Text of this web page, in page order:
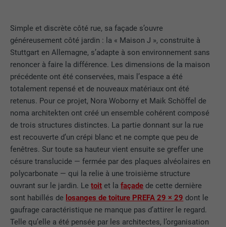
Simple et discrète côté rue, sa façade s’ouvre
généreusement côté jardin : la « Maison J », construite à
Stuttgart en Allemagne, s’adapte à son environnement sans
renoncer à faire la différence. Les dimensions de la maison
précédente ont été conservées, mais l’espace a été
totalement repensé et de nouveaux matériaux ont été
retenus. Pour ce projet, Nora Woborny et Maik Schöffel de
noma architekten ont créé un ensemble cohérent composé
de trois structures distinctes. La partie donnant sur la rue
est recouverte d’un crépi blanc et ne compte que peu de
fenêtres. Sur toute sa hauteur vient ensuite se greffer une
césure translucide — fermée par des plaques alvéolaires en
polycarbonate — qui la relie à une troisième structure
ouvrant sur le jardin. Letoit et lafaçade de cette dernière
sont habillés de losanges de toiture PREFA 29 × 29 dont le
gaufrage caractéristique ne manque pas d’attirer le regard.
Telle qu’elle a été pensée par les architectes, l’organisation